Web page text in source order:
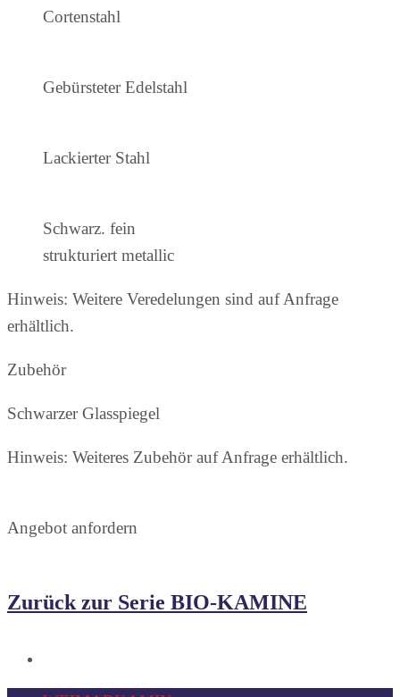
Cortenstahl
Gebürsteter Edelstahl
Lackierter Stahl
Schwarz. fein
strukturiert metallic
Hinweis: Weitere Veredelungen sind auf Anfrage
erhältlich.
Zubehör
Schwarzer Glasspiegel
Hinweis: Weiteres Zubehör auf Anfrage erhältlich.
Angebot anfordern
Zurück zur Serie BIO-KAMINE